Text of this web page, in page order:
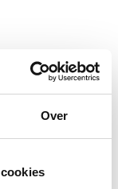
Over